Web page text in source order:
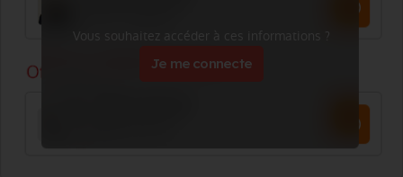
Vous souhaitez accéder à ces informations ?
Je me connecte